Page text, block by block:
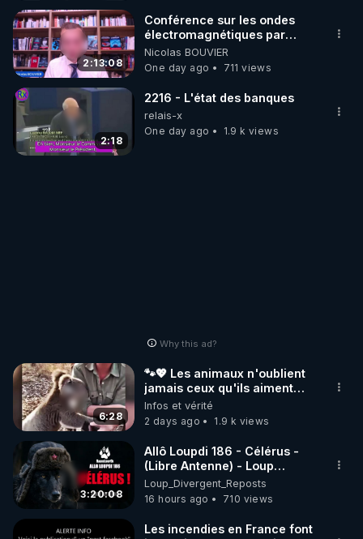
2:13:08
Conférence sur les ondes
électromagnétiques par
Grégoire Caustru et Bart de
Wever !
Nicolas BOUVIER
One day ago
711 views
2:18
2216 - L'état des banques
relais-x
One day ago
1.9 k views
Why this ad?
6:28
🐾💖 Les animaux n'oublient
jamais ceux qu'ils aiment…
🥹❤️
Infos et vérité
2 days ago
1.9 k views
3:20:08
Allô Loupdi 186 - Célérus -
(Libre Antenne) - Loup
Divergent 2026.08.06
Loup_Divergent_Reposts
16 hours ago
710 views
Les incendies en France font